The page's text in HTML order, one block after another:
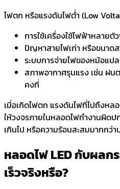
ไฟตก หรือแรงดันไฟต่ำ (Low
การใช้เครื่องใช้ไฟฟ้าหลาย
ปัญหาสายไฟเก่า หรือขนาดส
ระบบการจ่ายไฟของหม้อแ
สภาพอากาศรุนแรง เช่น ฝน
คงที่
เมื่อเกิดไฟตก แรงดันไฟที่ไปถึงหล
ให้วงจรภายในหลอดไฟทำงานผิด
เกินไป หรือความร้อนสะสมมากกว่
หลอดไฟ LED กับผลก
เร็วจริงหรือ?